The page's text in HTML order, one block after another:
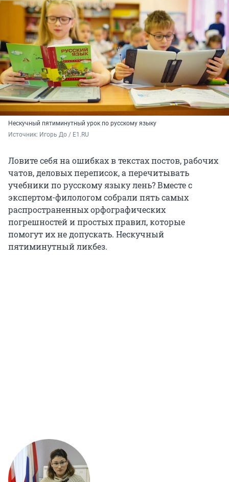
Нескучный пятиминутный урок по русскому языку
Источник: Игорь До / E1.RU
Ловите себя на ошибках в текстах постов, рабочих
чатов, деловых переписок, а перечитывать
учебники по русскому языку лень? Вместе с
экспертом-филологом собрали пять самых
распространенных орфографических
погрешностей и простых правил, которые
помогут их не допускать. Нескучный
пятиминутный ликбез.